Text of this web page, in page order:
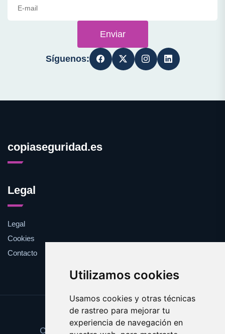
Utilizamos cookies
Usamos cookies y otras técnicas
de rastreo para mejorar tu
experiencia de navegación en
Enviar
Síguenos:
copiaseguridad.es
Legal
Legal
Cookies
Contacto
Update cookies preferences
Copyright © 2025 copiaseguridad.es